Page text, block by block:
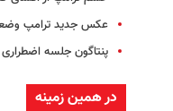
عکس جدید ترامپ
پنتاگون جلسه اضطراری
در همین زمینه